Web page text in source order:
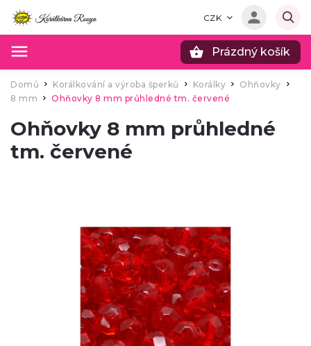
CZK
Prázdný košík
Domů / Korálkování a výroba šperků Korálky / Ohňovky
8 mm / Ohňovky 8 mm průhledné tm. červené
Ohňovky 8 mm průhledné
tm. červené